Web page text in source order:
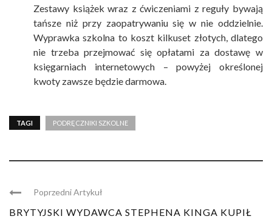
Zestawy książek wraz z ćwiczeniami z reguły bywają
tańsze niż przy zaopatrywaniu się w nie oddzielnie.
Wyprawka szkolna to koszt kilkuset złotych, dlatego
nie trzeba przejmować się opłatami za dostawę w
księgarniach internetowych – powyżej określonej
kwoty zawsze będzie darmowa.
TAGI PODRĘCZNIKI SZKOLNE
Poprzedni Artykuł
BRYTYJSKI WYDAWCA STEPHENA KINGA KUPIŁ